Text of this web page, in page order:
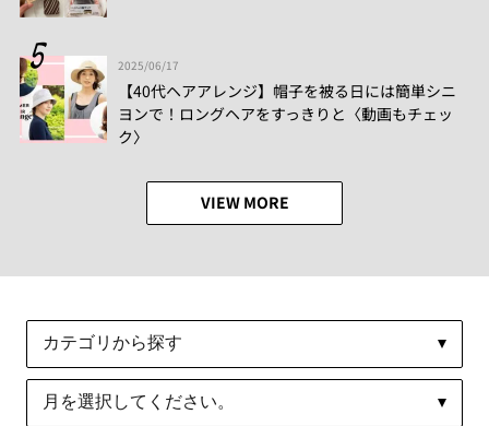
2025/06/17
【40代ヘアアレンジ】帽子を被る日には簡単シニ
ヨンで！ロングヘアをすっきりと〈動画もチェッ
ク〉
VIEW MORE